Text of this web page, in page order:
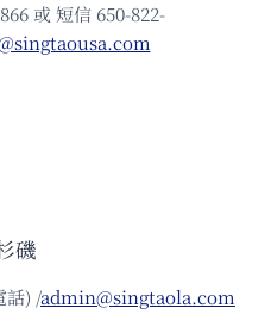
或 短信 650-822-
磯
話) /admin@singtaola.com